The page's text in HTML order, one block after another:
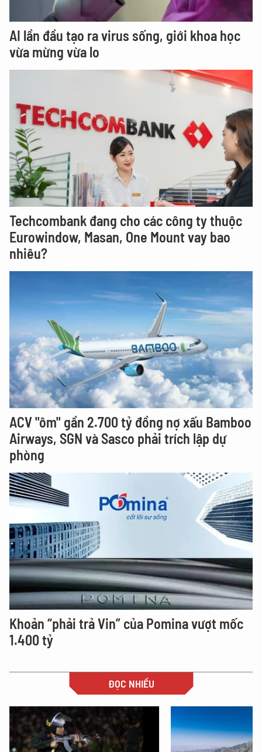
AI lần đầu tạo ra virus sống, giới khoa học
vừa mừng vừa lo
Techcombank đang cho các công ty thuộc
Eurowindow, Masan, One Mount vay bao
nhiêu?
ACV "ôm" gần 2.700 tỷ đồng nợ xấu Bamboo
Airways, SGN và Sasco phải trích lập dự
phòng
Khoản “phải trả Vin” của Pomina vượt mốc
1.400 tỷ
ĐỌC NHIỀU